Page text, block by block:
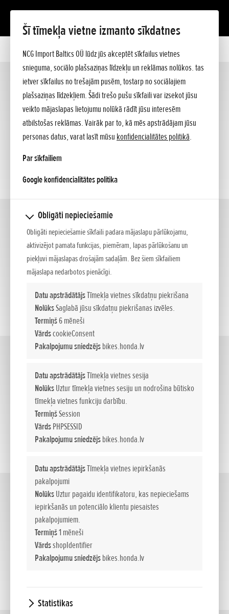
Šī tīmekļa vietne izmanto sīkdatnes
NCG Import Baltics OÜ lūdz jūs akceptēt sīkfailus vietnes
snieguma, sociālo plašsaziņas līdzekļu un reklāmas nolūkos. tas
ietver sīkfailus no trešajām pusēm, tostarp no sociālajiem
plašsaziņas līdzekļiem. Šādi trešo pušu sīkfaili var izsekot jūsu
veikto mājaslapas lietojumu nolūkā rādīt jūsu interesēm
atbilstošas reklāmas. Vairāk par to, kā mēs apstrādājam jūsu
personas datus, varat lasīt mūsu konfidencialitātes politikā.
Par sīkfailiem
Google konfidencialitātes politikaopens in a new tab
Obligāti nepieciešamie
Obligāti nepieciešamie sīkfaili padara mājaslapu pārlūkojamu,
aktivizējot pamata funkcijas, piemēram, lapas pārlūkošanu un
piekļuvi mājaslapas drošajām sadaļām. Bez šiem sīkfailiem
mājaslapa nedarbotos pienācīgi.
Datu apstrādātājsTīmekļa vietnes sīkdatņu piekrišana
NolūksSaglabā jūsu sīkdatņu piekrišanas izvēles.
Termiņš6 mēneši
VārdscookieConsent
Pakalpojumu sniedzējsbikes.honda.lv
Datu apstrādātājsTīmekļa vietnes sesija
NolūksUztur tīmekļa vietnes sesiju un nodrošina būtisko
tīmekļa vietnes funkciju darbību.
TermiņšSession
VārdsPHPSESSID
Pakalpojumu sniedzējsbikes.honda.lv
Datu apstrādātājsTīmekļa vietnes iepirkšanās
pakalpojumi
NolūksUztur pagaidu identifikatoru, kas nepieciešams
iepirkšanās un potenciālo klientu piesaistes
pakalpojumiem.
Termiņš1 mēneši
VārdsshopIdentifier
Pakalpojumu sniedzējsbikes.honda.lv
Statistikas
Motorolleri/125cc
ATV
Offroad
Supersport(4)
Touring
Custom (2)